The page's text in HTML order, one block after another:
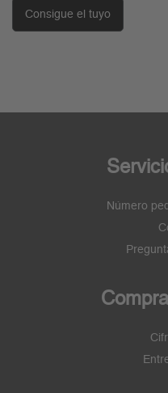
Consigue el tuyo
Número